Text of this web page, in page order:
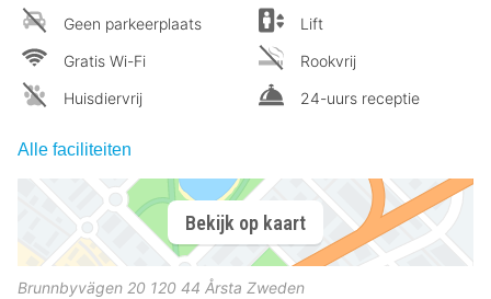
Geen parkeerplaats
Gratis Wi-Fi
Huisdiervrij
Lift
Rookvrij
24-uurs receptie
Alle faciliteiten
Bekijk op kaart
Brunnbyvägen 20 120 44 Årsta Zweden